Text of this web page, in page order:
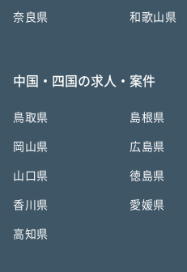
奈良県 和歌山県
中国・四国の求人・案件
鳥取県 島根県
岡山県 広島県
山口県 徳島県
香川県 愛媛県
高知県